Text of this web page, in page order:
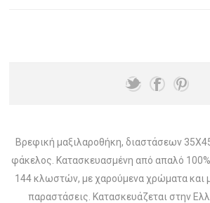
Βρεφική μαξιλαροθήκη, διαστάσεων
φάκελος. Κατασκευασμένη από απαλό
144 κλωστών, με χαρούμενα χρώματα και
παραστάσεις. Κατασκευάζεται στην